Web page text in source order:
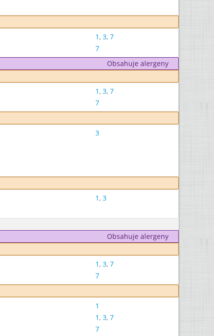
1, 3, 7
7
Obsahuje alergeny
1, 3, 7
7
3
1, 3
Obsahuje alergeny
1, 3, 7
7
1
1, 3, 7
7